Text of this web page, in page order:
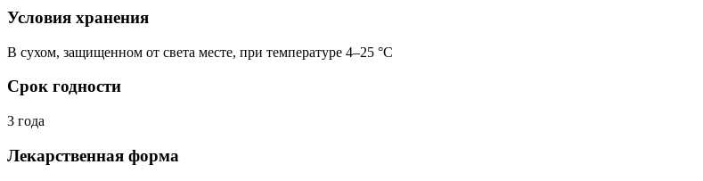
Условия хранения
В сухом, защищенном от света месте, при температуре 4–25 °C
Срок годности
3 года
Лекарственная форма